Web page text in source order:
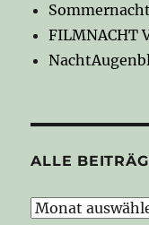
FILMNACHT
ALLE
Alle